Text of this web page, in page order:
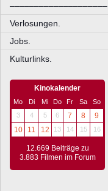
––––––––––––––––––––
Verlosungen.
Jobs.
Kulturlinks.
Kinokalender
Mo Di Mi Do Fr Sa
So
3
4 5 6 7 8
9
10
11 12 13 14 15 16
12.669 Beiträge zu
3.883 Filmen im Forum